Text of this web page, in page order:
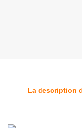
La description